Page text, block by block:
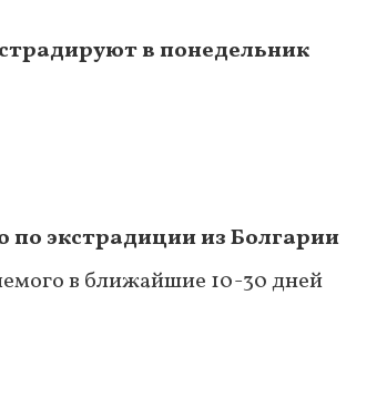
в понедельник
экстрадиции из Болгарии
в ближайшие 10-30 дней